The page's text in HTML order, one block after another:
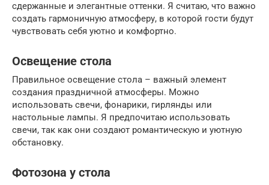
сдержанные и элегантные оттенки. Я считаю, что важно
создать гармоничную атмосферу, в которой гости будут
чувствовать себя уютно и комфортно.
Освещение стола
Правильное освещение стола – важный элемент
создания праздничной атмосферы. Можно
использовать свечи, фонарики, гирлянды или
настольные лампы. Я предпочитаю использовать
свечи, так как они создают романтическую и уютную
обстановку.
Фотозона у стола